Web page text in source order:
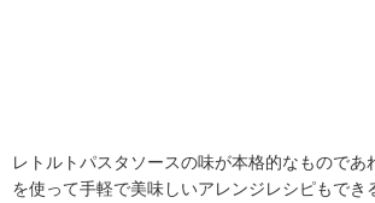
レトルトパスタソースの味が本格的なものであ
を使って手軽で美味しいアレンジレシピもでき